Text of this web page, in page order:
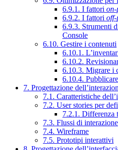
6.9.1. I fattori on-
6.9.2. I fattori off-
6.9.3. Strumenti
Console
6.10. Gestire i contenuti
6.10.1.
6.10.2.
6.10.3. Migrare i
6.10.4.
7. Progettazione
7.1. Caratteristiche
7.2. User stories per
7.2.1. Differenza
7.3. Flussi di interazione
7.4. Wireframe
7.5. Prototipi interattivi